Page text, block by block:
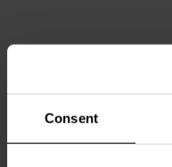
Consent
Cómo llegar